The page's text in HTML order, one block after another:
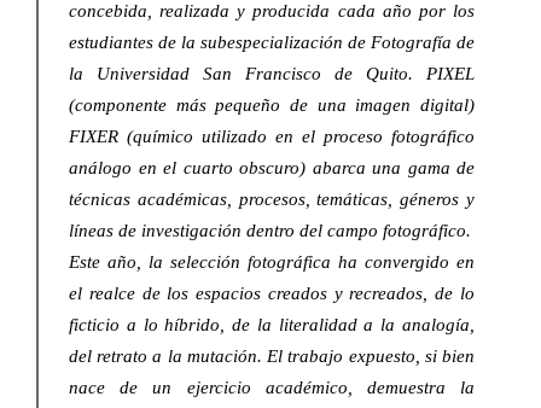
concebida, realizada y producida cada año por los
estudiantes de la subespecialización de Fotografía de
la Universidad San Francisco de Quito. PIXEL
(componente más pequeño de una imagen digital)
FIXER (químico utilizado en el proceso fotográfico
análogo en el cuarto obscuro) abarca una gama de
técnicas académicas, procesos, temáticas, géneros y
líneas de investigación dentro del campo fotográfico.
Este año, la selección fotográfica ha convergido en
el realce de los espacios creados y recreados, de lo
ficticio a lo híbrido, de la literalidad a la analogía,
del retrato a la mutación. El trabajo expuesto, si bien
nace de un ejercicio académico, demuestra la